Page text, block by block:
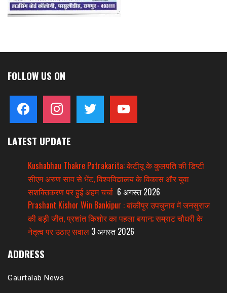
FOLLOW US ON
facebook instagram twitter youtube
LATEST UPDATE
Kushabhau Thakre Patrakarita: केटीयू के कुलपति की डिप्टी
सीएम अरुण साव से भेंट, विश्वविद्यालय के विकास और युवा
सशक्तिकरण पर हुई अहम चर्चा 6 अगस्त 2026
Prashant Kishor Win Bankipur : बांकीपुर उपचुनाव में जनसुराज
की बड़ी जीत, प्रशांत किशोर का पहला बयान; सम्राट चौधरी के
नेतृत्व पर उठाए सवाल 3 अगस्त 2026
ADDRESS
Gaurtalab News